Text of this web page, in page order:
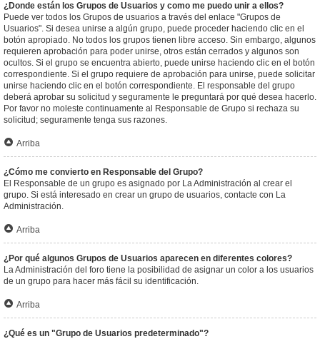
¿Donde están los Grupos de Usuarios y como me puedo unir a ellos?
Puede ver todos los Grupos de usuarios a través del enlace "Grupos de
Usuarios". Si desea unirse a algún grupo, puede proceder haciendo clic en el
botón apropiado. No todos los grupos tienen libre acceso. Sin embargo, algunos
requieren aprobación para poder unirse, otros están cerrados y algunos son
ocultos. Si el grupo se encuentra abierto, puede unirse haciendo clic en el botón
correspondiente. Si el grupo requiere de aprobación para unirse, puede solicitar
unirse haciendo clic en el botón correspondiente. El responsable del grupo
deberá aprobar su solicitud y seguramente le preguntará por qué desea hacerlo.
Por favor no moleste continuamente al Responsable de Grupo si rechaza su
solicitud; seguramente tenga sus razones.
Arriba
¿Cómo me convierto en Responsable del Grupo?
El Responsable de un grupo es asignado por La Administración al crear el
grupo. Si está interesado en crear un grupo de usuarios, contacte con La
Administración.
Arriba
¿Por qué algunos Grupos de Usuarios aparecen en diferentes colores?
La Administración del foro tiene la posibilidad de asignar un color a los usuarios
de un grupo para hacer más fácil su identificación.
Arriba
¿Qué es un "Grupo de Usuarios predeterminado"?